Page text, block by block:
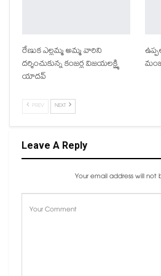
రేణుక ఎల్లమ్మ అమ్మ వారిని
దర్శించుకున్న కంజర్ల విజయలక్ష్మి
యాదవ్
PREV NEXT
Leave A Reply
Your email address will not